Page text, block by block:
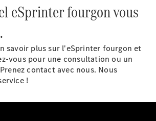
eSprinter fourgon vous
savoir plus sur l'eSprinter fourgon et
vous pour une consultation ou un
contact avec nous. Nous
!